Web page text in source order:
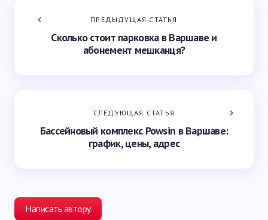
ПРЕДЫДУЩАЯ СТАТЬЯ
Сколько стоит парковка в Варшаве и
абонемент мешканця?
СЛЕДУЮЩАЯ СТАТЬЯ
Бассейновый комплекс Powsin в Варшаве:
график, цены, адрес
Написать автору